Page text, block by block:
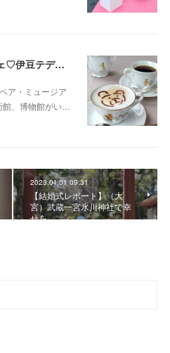
可愛すぎるテディベアのカフェ♡伊豆テディベア・ミュージアム
ア・ミュージア
、博物館がい…
2023.04.01 09:31
【結婚式レポート】（大
宮）武蔵一宮氷川神社で幸
せを